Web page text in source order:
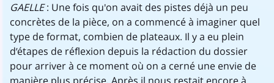
GAELLE: Une fois qu'on avait des pistes déjà un peu
concrètes de la pièce, on a commencé à imaginer quel
type de format, combien de plateaux. Il y a eu plein
d’étapes de réflexion depuis la rédaction du dossier
pour arriver à ce moment où on a cerné une envie de